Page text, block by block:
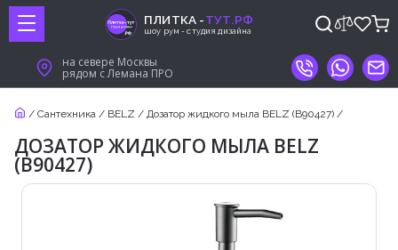
ПЛИТКА -ТУТ.РФ
шоу рум - студия дизайна
на севере Москвы
рядом с Лемана ПРО
/ Сантехника / BELZ / Дозатор жидкого мыла BELZ (B90427) /
ДОЗАТОР ЖИДКОГО МЫЛА BELZ
(B90427)